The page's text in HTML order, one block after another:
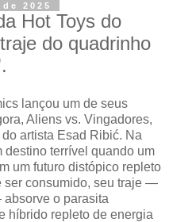
2025
Hot Toys do
do quadrinho
lançou um de seus
Aliens vs. Vingadores,
artista Esad Ribić. Na
destino terrível quando um
um futuro distópico repleto
ser consumido, seu traje —
o parasita
híbrido repleto de energia